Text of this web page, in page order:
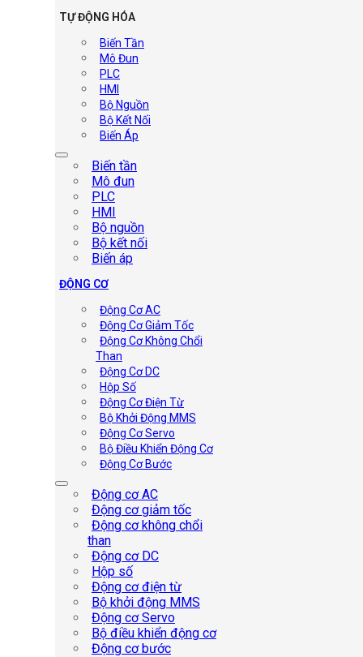
TỰ ĐỘNG HÓA
Biến Tần
Mô Đun
PLC
HMI
Bộ Nguồn
Bộ Kết Nối
Biến Áp
Biến tần
Mô đun
PLC
HMI
Bộ nguồn
Bộ kết nối
Biến áp
ĐỘNG CƠ
Động Cơ AC
Động Cơ Giảm Tốc
Động Cơ Không Chổi
Than
Động Cơ DC
Hộp Số
Động Cơ Điện Từ
Bộ Khởi Động MMS
Động Cơ Servo
Bộ Điều Khiển Động Cơ
Động Cơ Bước
Động cơ AC
Động cơ giảm tốc
Động cơ không chổi
than
Động cơ DC
Hộp số
Động cơ điện từ
Bộ khởi động MMS
Động cơ Servo
Bộ điều khiển động cơ
Động cơ bước